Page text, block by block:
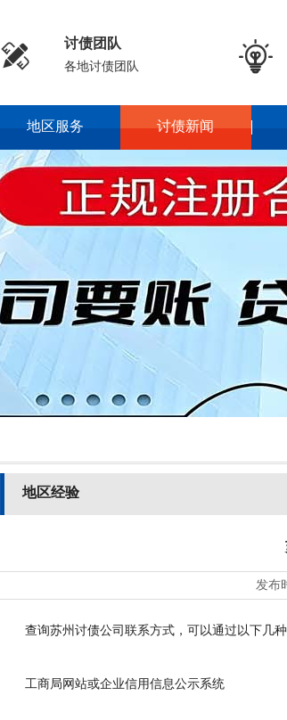
 讨债团队
各地讨债团队 
地区服务 讨债新闻
地区经验
发布
查询苏州讨债公司 联系方式，可以通过以下几
工商局网站或企业信用信息公示系统